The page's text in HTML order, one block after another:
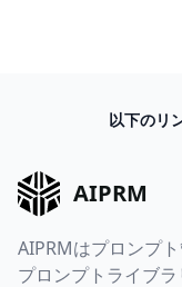
以下のリ
AIPRM
AIPRMはプロンプ
プロンプトライブラ